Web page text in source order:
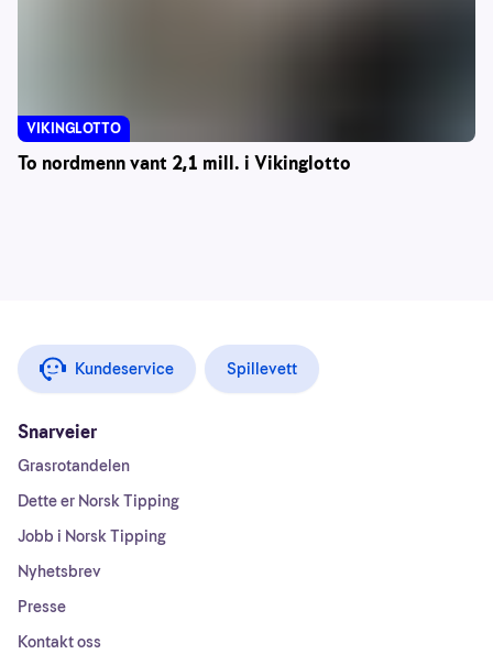
To nordmenn vant 2,1 mill. i Vikinglotto
VIKINGLOTTO
Kundeservice Spillevett
Snarveier
Grasrotandelen
Dette er Norsk Tipping
Jobb i Norsk Tipping
Nyhetsbrev
Presse
Kontakt oss